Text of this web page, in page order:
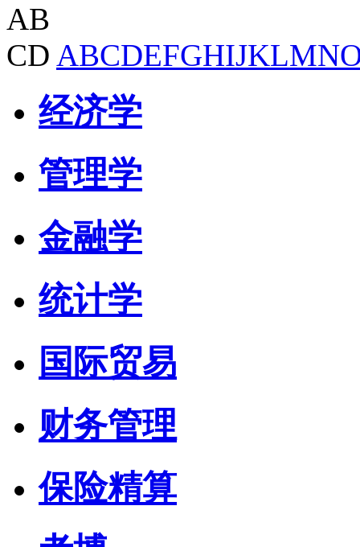
AB
CD ABCDEFGHIJKLMN
经济学
管理学
金融学
统计学
国际贸易
财务管理
保险精算